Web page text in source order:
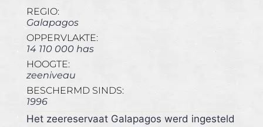
REGIO:
Galapagos
OPPERVLAKTE:
14 110 000 has
HOOGTE:
zeeniveau
BESCHERMD SINDS:
1996
Het zeereservaat Galapagos werd ingesteld